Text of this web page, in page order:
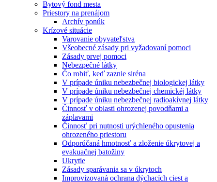
Bytový fond mesta
Priestory na prenájom
Archív ponúk
Krízové situácie
Varovanie obyvateľstva
Všeobecné zásady pri vyžadovaní pomoci
Zásady prvej pomoci
Nebezpečné látky
Čo robiť, keď zaznie siréna
V prípade úniku nebezbečnej biologickej látky
V prípade úniku nebezbečnej chemickéj látky
V prípade úniku nebezbečnej radioakívnej látky
Činnosť v oblasti ohrozenej povodňami a
záplavami
Činnosť pri nutnosti urýchleného opustenia
ohrozeného priestoru
Odporúčaná hmotnosť a zloženie úkrytovej a
evakuačnej batožiny
Ukrytie
Zásady sparávania sa v úkrytoch
Improvizovaná ochrana dýchacích ciest a